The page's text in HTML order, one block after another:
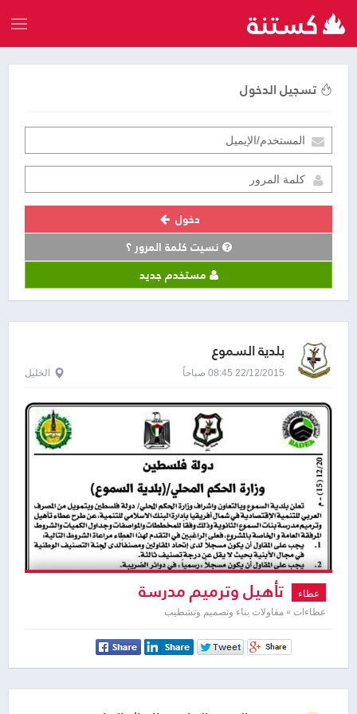
تسجيل الدخول
دخول
نسيت كلمة المرور ؟
مستخدم جديد
بلدية السموع
22/12/2015 08:45 صباحاً الخليل
عطاء تأهيل وترميم مدرسة
عطاءات » مقاولات بناء وتصميم وتشطيب